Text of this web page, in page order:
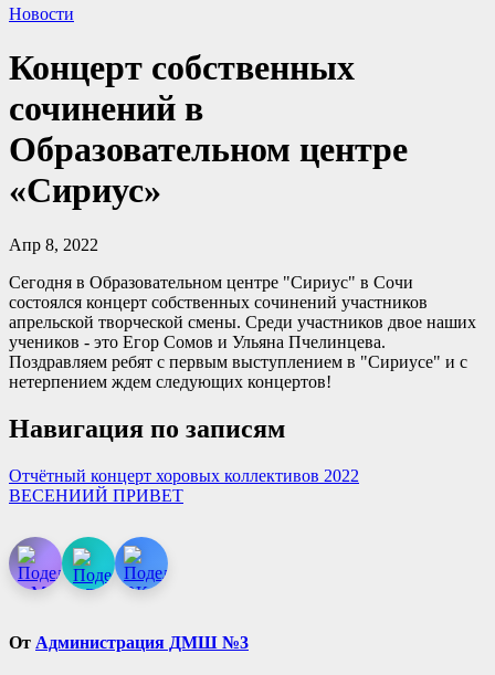
Новости
Концерт собственных
сочинений в
Образовательном центре
«Сириус»
Апр 8, 2022
Сегодня в Образовательном центре "Сириус" в Сочи
состоялся концерт собственных сочинений участников
апрельской творческой смены. Среди участников двое наших
учеников - это Егор Сомов и Ульяна Пчелинцева.
Поздравляем ребят с первым выступлением в "Сириусе" и с
нетерпением ждем следующих концертов!
Навигация по записям
Отчётный концерт хоровых коллективов 2022
ВЕСЕНИИЙ ПРИВЕТ
От Администрация ДМШ №3